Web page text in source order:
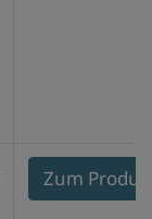
Zum